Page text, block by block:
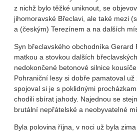
z nichž bylo těžké uniknout, se
jihomoravské Břeclavi, ale také mezi
a (českým) Terezínem a na dalších
Syn břeclavského obchodníka Gerard
matkou a stovkou dalších
nedokončené betonové silnice
Pohraniční lesy si dobře pamatoval
spojoval si je s poklidnými
chodili sbírat jahody. Najednou se
brutální nepřátelské a neobyvatelné
Byla polovina října, v noci už byla